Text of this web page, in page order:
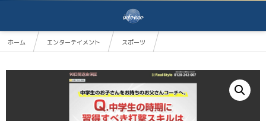
ホーム エンターテイメント
スポーツ